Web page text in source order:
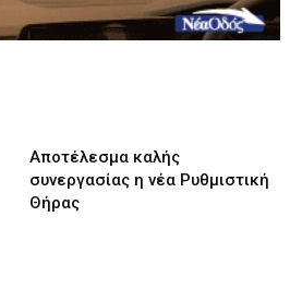
Αποτέλεσμα καλής
συνεργασίας η νέα Ρυθμιστική
Θήρας